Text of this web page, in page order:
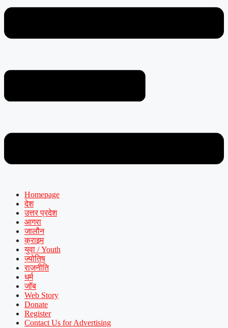
Homepage
देश
उत्तर प्रदेश
आगरा
जालौन
क्राइम
युवा / Youth
ज्योतिष
राजनीति
धर्म
जॉब
Web Story
Donate
Register
Contact Us for Advertising